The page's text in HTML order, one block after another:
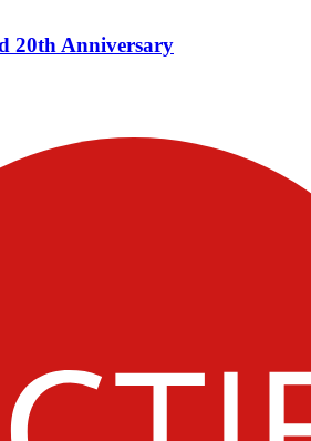
20th Anniversary